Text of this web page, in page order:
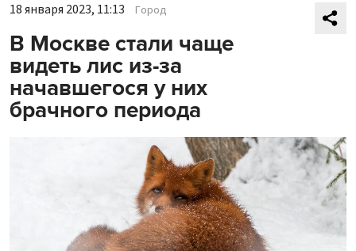
18 января 2023, 11:13 Город
В Москве стали чаще
видеть лис из-за
начавшегося у них
брачного периода